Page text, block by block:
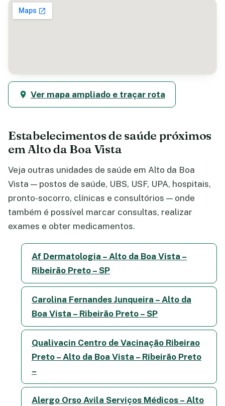
Ver mapa ampliado e traçar rota
Estabelecimentos de saúde próximos
em Alto da Boa Vista
Veja outras unidades de saúde em Alto da Boa
Vista — postos de saúde, UBS, USF, UPA, hospitais,
pronto-socorro, clínicas e consultórios — onde
também é possível marcar consultas, realizar
exames e obter medicamentos.
Af Dermatologia – Alto da Boa Vista –
Ribeirão Preto – SP
Carolina Fernandes Junqueira – Alto da
Boa Vista – Ribeirão Preto – SP
Qualivacin Centro de Vacinação Ribeirao
Preto – Alto da Boa Vista – Ribeirão Preto
–
Alergo Orso Avila Serviços Médicos – Alto